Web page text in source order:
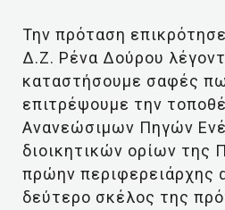
Την πρόταση
Δ.Ζ. Ρένα Δούρου
καταστήσουμε σαφές
επιτρέψουμε την
Ανανεώσιμων Πηγών
διοικητικών ορίων της
πρώην περιφερειάρχης
δεύτερο σκέλος της